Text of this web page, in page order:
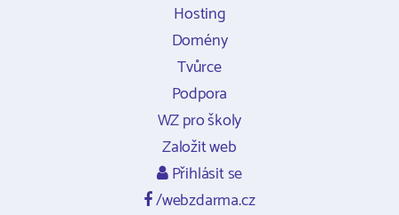
Hosting
Domény
Tvůrce
Podpora
WZ pro školy
Založit web
Přihlásit se
/webzdarma.cz